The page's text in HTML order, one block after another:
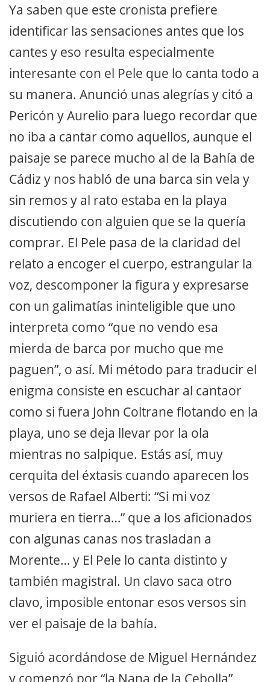
Ya saben que este cronista prefiere
identificar las sensaciones antes que los
cantes y eso resulta especialmente
interesante con el Pele que lo canta todo a
su manera. Anunció unas alegrías y citó a
Pericón y Aurelio para luego recordar que
no iba a cantar como aquellos, aunque el
paisaje se parece mucho al de la Bahía de
Cádiz y nos habló de una barca sin vela y
sin remos y al rato estaba en la playa
discutiendo con alguien que se la quería
comprar. El Pele pasa de la claridad del
relato a encoger el cuerpo, estrangular la
voz, descomponer la figura y expresarse
con un galimatías ininteligible que uno
interpreta como “que no vendo esa
mierda de barca por mucho que me
paguen”, o así. Mi método para traducir el
enigma consiste en escuchar al cantaor
como si fuera John Coltrane flotando en la
playa, uno se deja llevar por la ola
mientras no salpique. Estás así, muy
cerquita del éxtasis cuando aparecen los
versos de Rafael Alberti: “Si mi voz
muriera en tierra…” que a los aficionados
con algunas canas nos trasladan a
Morente… y El Pele lo canta distinto y
también magistral. Un clavo saca otro
clavo, imposible entonar esos versos sin
ver el paisaje de la bahía.
Siguió acordándose de Miguel Hernández
y comenzó por “la Nana de la Cebolla”